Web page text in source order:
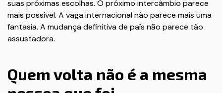
suas próximas escolhas. O próximo intercâmbio parece
mais possível. A vaga internacional não parece mais uma
fantasia. A mudança definitiva de país não parece tão
assustadora.
Quem volta não é a mesma